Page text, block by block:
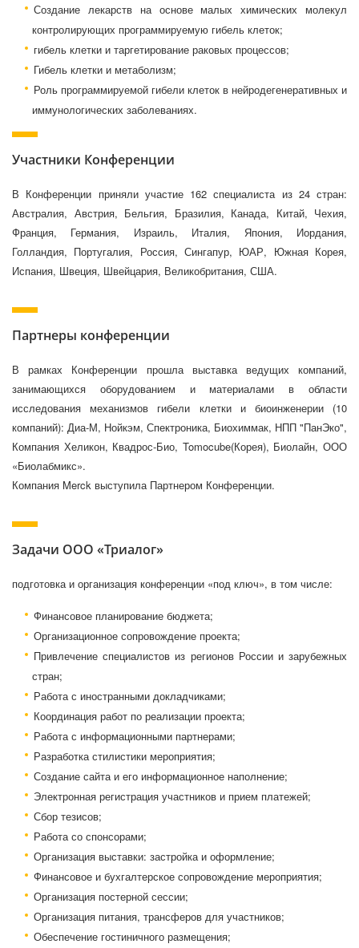
Создание лекарств на основе малых химических молекул
контролирующих программируемую гибель клеток;
гибель клетки и таргетирование раковых процессов;
Гибель клетки и метаболизм;
Роль программируемой гибели клеток в нейродегенеративных и
иммунологических заболеваниях.
Участники Конференции
В Конференции приняли участие 162 специалиста из 24 стран:
Австралия, Австрия, Бельгия, Бразилия, Канада, Китай, Чехия,
Франция, Германия, Израиль, Италия, Япония, Иордания,
Голландия, Португалия, Россия, Сингапур, ЮАР, Южная Корея,
Испания, Швеция, Швейцария, Великобритания, США.
Партнеры конференции
В рамках Конференции прошла выставка ведущих компаний,
занимающихся оборудованием и материалами в области
исследования механизмов гибели клетки и биоинженерии (10
компаний): Диа-М, Нойкэм, Спектроника, Биохиммак, НПП "ПанЭко",
Компания Хеликон, Квадрос-Био, Tomocube(Корея), Биолайн, ООО
«Биолабмикс».
Компания Merck выступила Партнером Конференции.
Задачи ООО «Триалог»
подготовка и организация конференции «под ключ», в том числе:
Финансовое планирование бюджета;
Организационное сопровождение проекта;
Привлечение специалистов из регионов России и зарубежных
стран;
Работа с иностранными докладчиками;
Координация работ по реализации проекта;
Работа с информационными партнерами;
Разработка стилистики мероприятия;
Создание сайта и его информационное наполнение;
Электронная регистрация участников и прием платежей;
Сбор тезисов;
Работа со спонсорами;
Организация выставки: застройка и оформление;
Финансовое и бухгалтерское сопровождение мероприятия;
Организация постерной сессии;
Организация питания, трансферов для участников;
Обеспечение гостиничного размещения;